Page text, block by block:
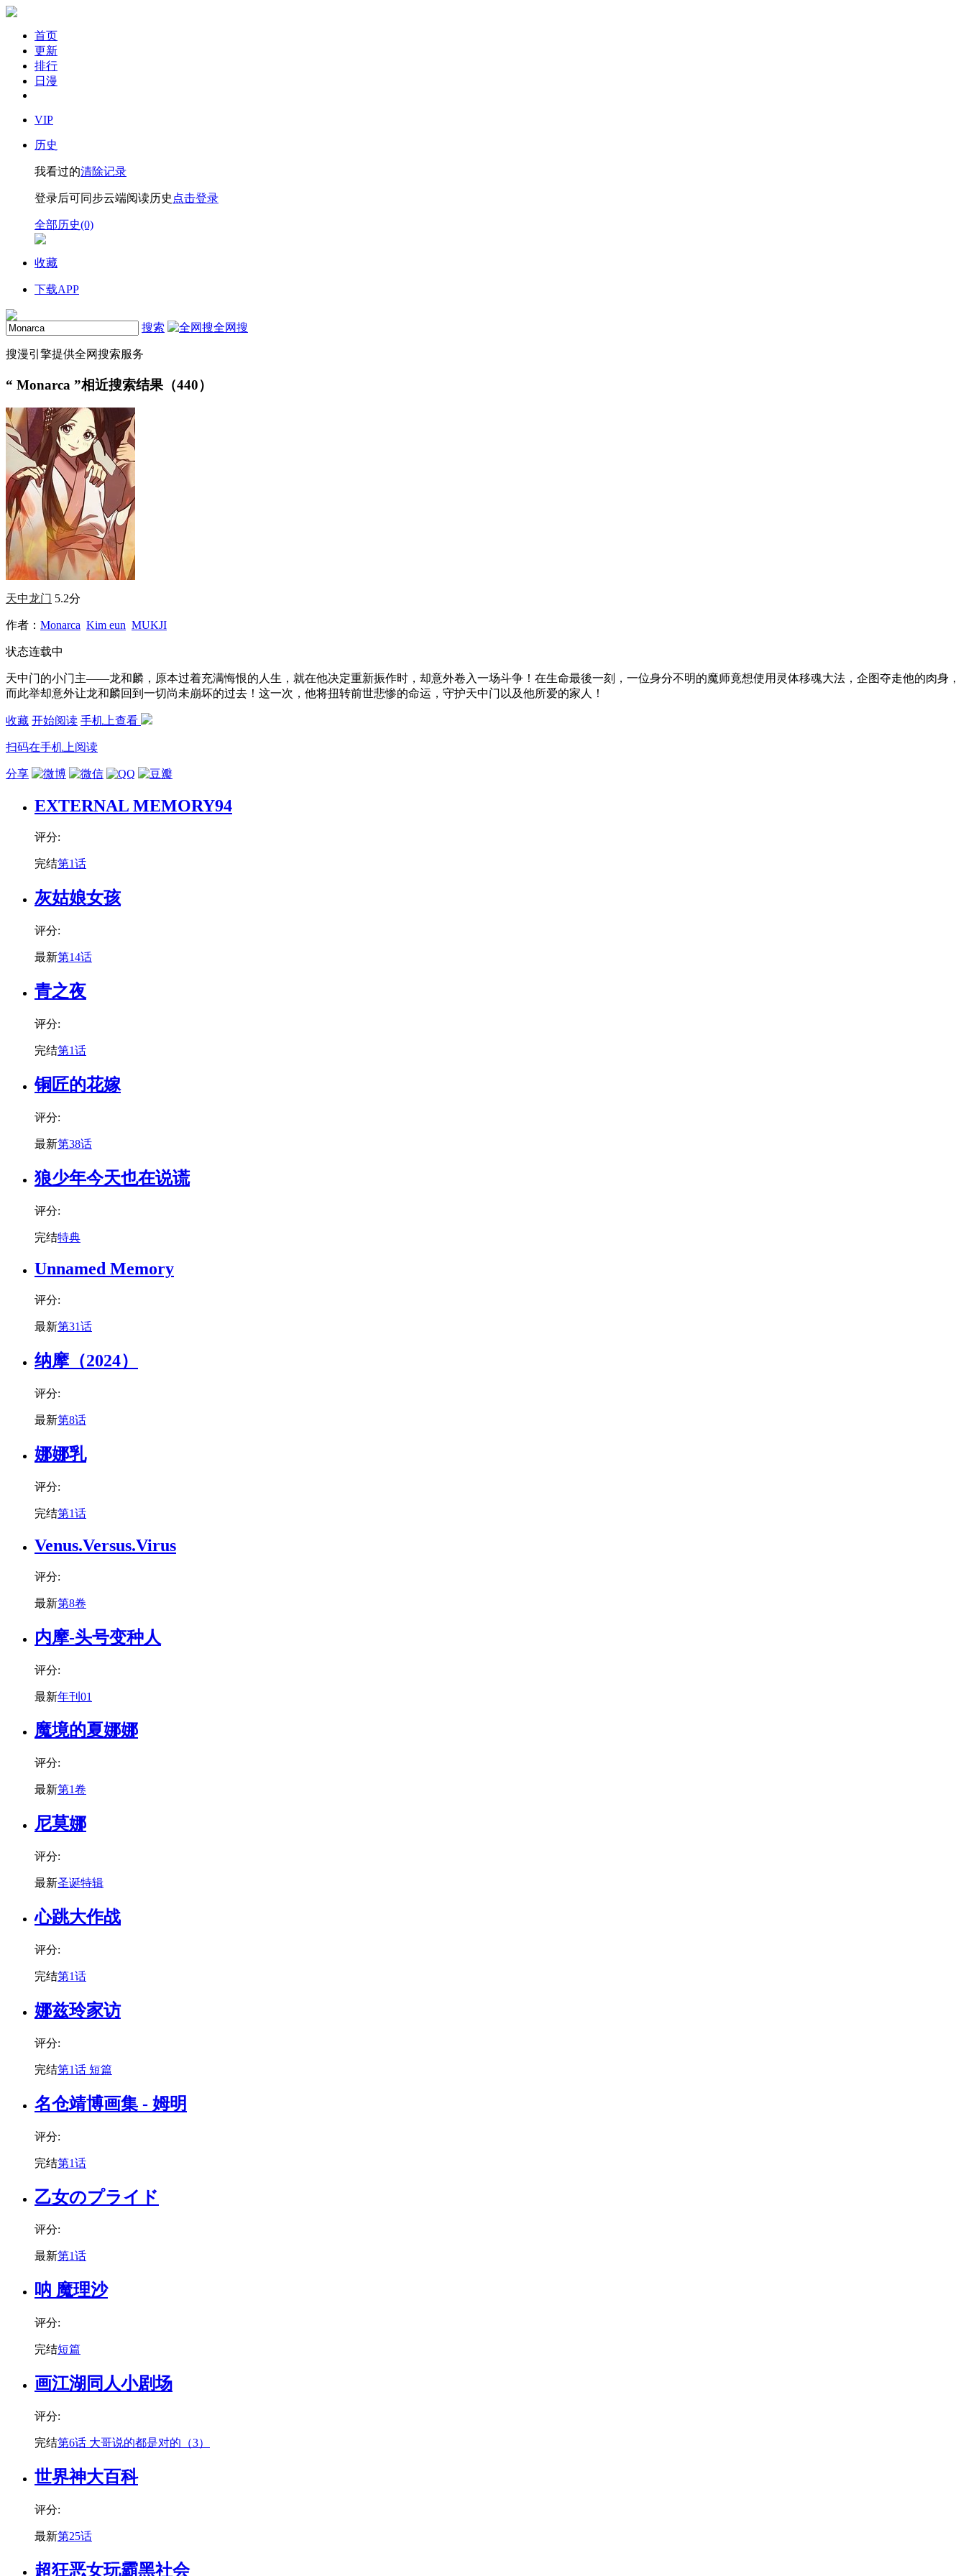
首页
更新
排行
日漫
VIP
历史
我看过的清除记录
登录后可同步云端阅读历史 点击登录
全部历史(0)
收藏
下载APP
搜索 全网搜
搜漫引擎提供全网搜索服务
“ Monarca ”相近搜索结果（440）
天中龙门 5.2分
作者： Monarca Kim eun MUKJI
状态连载中
天中门的小门主——龙和麟，原本过着充满悔恨的人生，就在他决定重新振作时，却意外卷入一场斗争！在生命最後一刻，一位身分不明的魔师竟想使用灵体移魂大法，企图夺走他的肉身，
而此举却意外让龙和麟回到一切尚未崩坏的过去！这一次，他将扭转前世悲惨的命运，守护天中门以及他所爱的家人！
收藏 开始阅读 手机上查看
扫码在手机上阅读
分享
EXTERNAL MEMORY94
评分:
完结第1话
灰姑娘女孩
评分:
最新第14话
青之夜
评分:
完结第1话
铜匠的花嫁
评分:
最新第38话
狼少年今天也在说谎
评分:
完结特典
Unnamed Memory
评分:
最新第31话
纳摩（2024）
评分:
最新第8话
娜娜乳
评分:
完结第1话
Venus.Versus.Virus
评分:
最新第8卷
内摩-头号变种人
评分:
最新年刊01
魔境的夏娜娜
评分:
最新第1卷
尼莫娜
评分:
最新圣诞特辑
心跳大作战
评分:
完结第1话
娜兹玲家访
评分:
完结第1话 短篇
名仓靖博画集 - 姆明
评分:
完结第1话
乙女のプライド
评分:
最新第1话
呐 魔理沙
评分:
完结短篇
画江湖同人小剧场
评分:
完结第6话 大哥说的都是对的（3）
世界神大百科
评分:
最新第25话
超狂恶女玩霸黑社会